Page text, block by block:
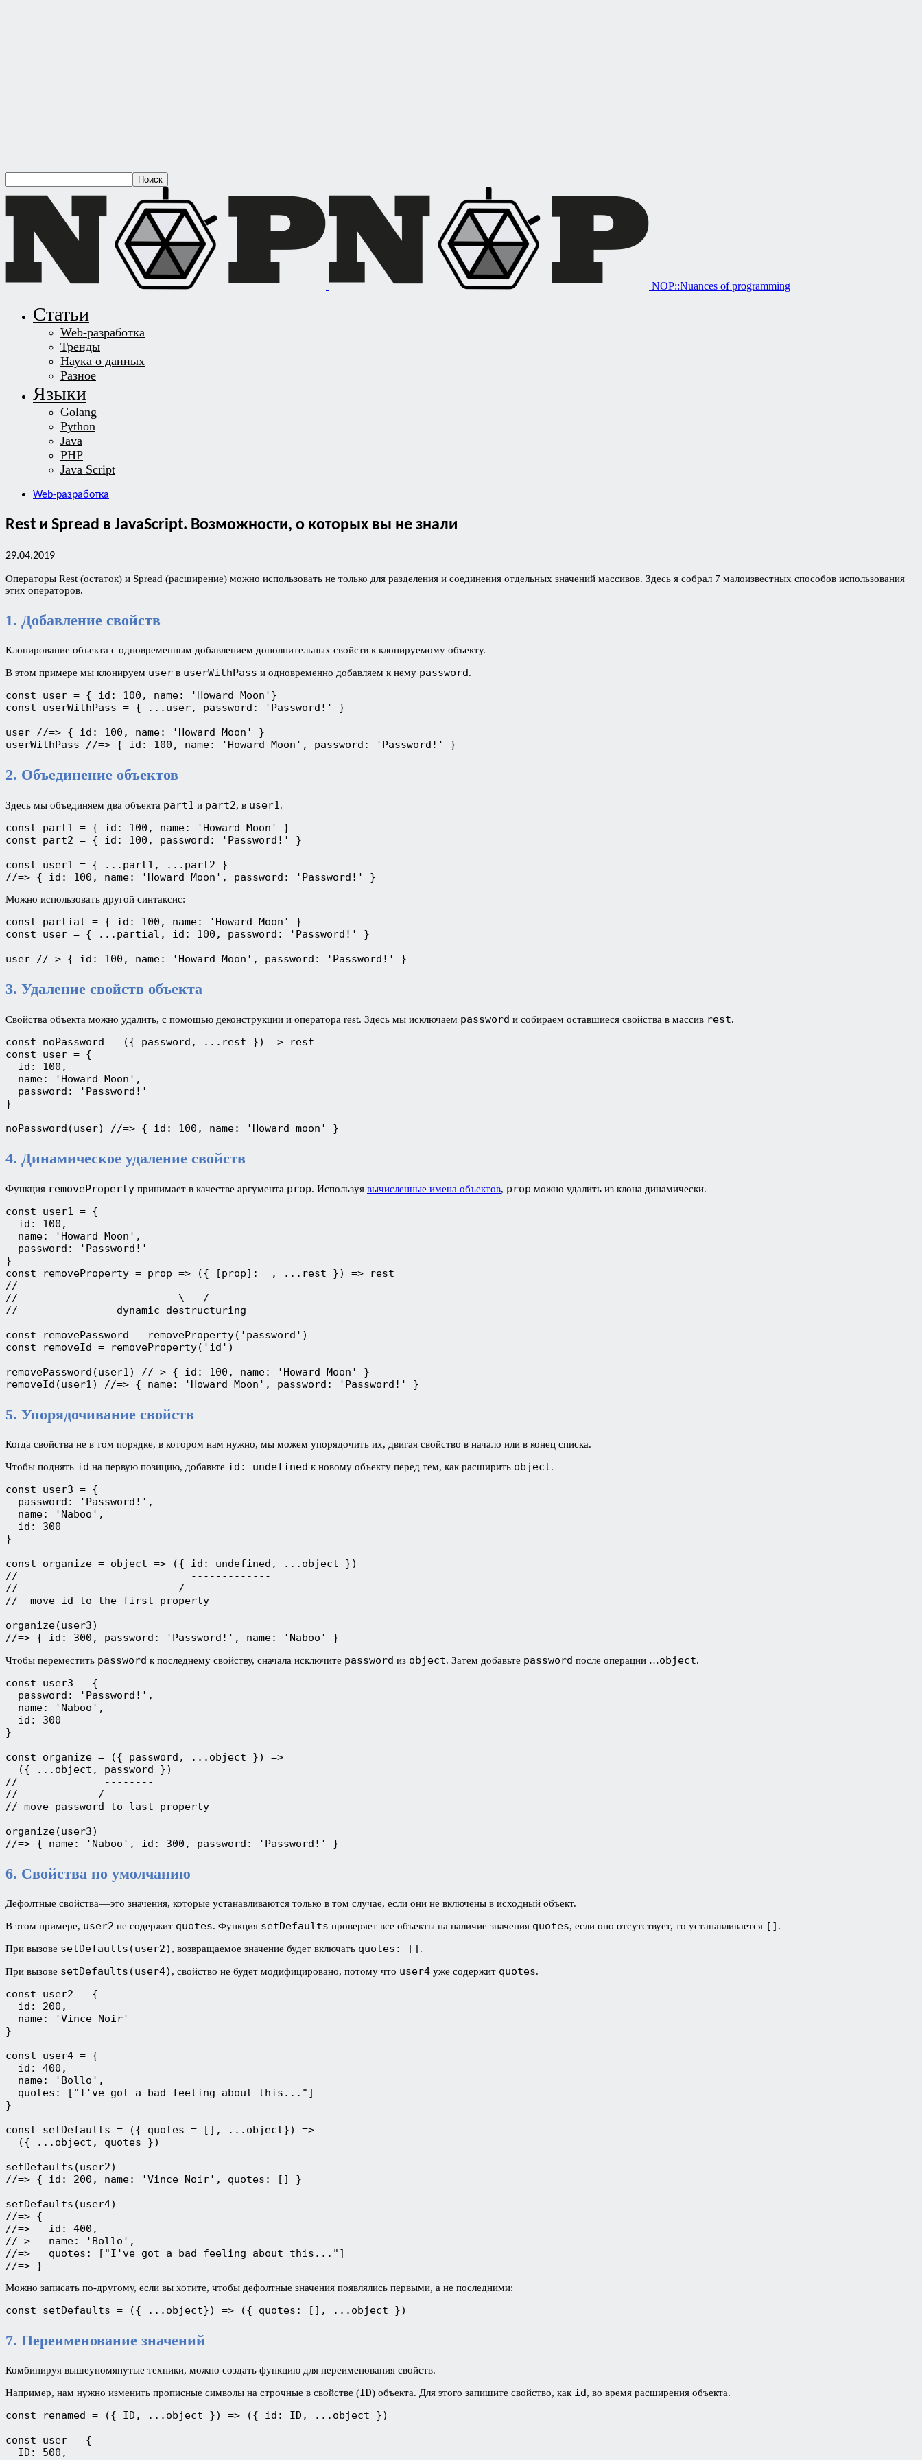
NOP::Nuances of programming
Статьи
Web-разработка
Тренды
Наука о данных
Разное
Языки
Golang
Python
Java
PHP
Java Script
Web-разработка
Rest и Spread в JavaScript. Возможности, о которых вы не знали
29.04.2019
Операторы Rest (остаток) и Spread (расширение) можно использовать не только для разделения и соединения отдельных значений массивов. Здесь я собрал 7 малоизвестных способов использования
этих операторов.
1. Добавление свойств
Клонирование объекта с одновременным добавлением дополнительных свойств к клонируемому объекту.
В этом примере мы клонируем user в userWithPass и одновременно добавляем к нему password.
const user = { id: 100, name: 'Howard Moon'}
const userWithPass = { ...user, password: 'Password!' }
user //=> { id: 100, name: 'Howard Moon' }
userWithPass //=> { id: 100, name: 'Howard Moon', password: 'Password!' }
2. Объединение объектов
Здесь мы объединяем два объекта part1 и part2, в user1.
const part1 = { id: 100, name: 'Howard Moon' }
const part2 = { id: 100, password: 'Password!' }
const user1 = { ...part1, ...part2 }
//=> { id: 100, name: 'Howard Moon', password: 'Password!' }
Можно использовать другой синтаксис:
const partial = { id: 100, name: 'Howard Moon' }
const user = { ...partial, id: 100, password: 'Password!' }
user //=> { id: 100, name: 'Howard Moon', password: 'Password!' }
3. Удаление свойств объекта
Свойства объекта можно удалить, с помощью деконструкции и оператора rest. Здесь мы исключаем password и собираем оставшиеся свойства в массив rest.
const noPassword = ({ password, ...rest }) => rest
const user = {
  id: 100,
  name: 'Howard Moon',
  password: 'Password!'
}
noPassword(user) //=> { id: 100, name: 'Howard moon' }
4. Динамическое удаление свойств
Функция removeProperty принимает в качестве аргумента prop. Используя вычисленные имена объектов, prop можно удалить из клона динамически.
const user1 = {
  id: 100,
  name: 'Howard Moon',
  password: 'Password!'
}
const removeProperty = prop => ({ [prop]: _, ...rest }) => rest
//                     ----       ------
//                          \   /
//                dynamic destructuring
const removePassword = removeProperty('password')
const removeId = removeProperty('id')
removePassword(user1) //=> { id: 100, name: 'Howard Moon' }
removeId(user1) //=> { name: 'Howard Moon', password: 'Password!' }
5. Упорядочивание свойств
Когда свойства не в том порядке, в котором нам нужно, мы можем упорядочить их, двигая свойство в начало или в конец списка.
Чтобы поднять id на первую позицию, добавьте id: undefined к новому объекту перед тем, как расширить object.
const user3 = {
  password: 'Password!',
  name: 'Naboo',
  id: 300
}
const organize = object => ({ id: undefined, ...object })
//                            -------------
//                          /
//  move id to the first property
organize(user3)
//=> { id: 300, password: 'Password!', name: 'Naboo' }
Чтобы переместить password к последнему свойству, сначала исключите password из object. Затем добавьте password после операции …object.
const user3 = {
  password: 'Password!',
  name: 'Naboo',
  id: 300
}
const organize = ({ password, ...object }) =>
  ({ ...object, password })
//              --------
//             /
// move password to last property
organize(user3)
//=> { name: 'Naboo', id: 300, password: 'Password!' }
6. Свойства по умолчанию
Дефолтные свойства — это значения, которые устанавливаются только в том случае, если они не включены в исходный объект.
В этом примере, user2 не содержит quotes. Функция setDefaults проверяет все объекты на наличие значения quotes, если оно отсутствует, то устанавливается [] .
При вызове setDefaults(user2) , возвращаемое значение будет включать quotes: [] .
При вызове setDefaults(user4) , свойство не будет модифицировано, потому что user4 уже содержит quotes.
const user2 = {
  id: 200,
  name: 'Vince Noir'
}
const user4 = {
  id: 400,
  name: 'Bollo',
  quotes: ["I've got a bad feeling about this..."]
}
const setDefaults = ({ quotes = [], ...object}) =>
  ({ ...object, quotes })
setDefaults(user2)
//=> { id: 200, name: 'Vince Noir', quotes: [] }
setDefaults(user4)
//=> {
//=>   id: 400,
//=>   name: 'Bollo',
//=>   quotes: ["I've got a bad feeling about this..."]
//=> }
Можно записать по-другому, если вы хотите, чтобы дефолтные значения появлялись первыми, а не последними:
const setDefaults = ({ ...object}) => ({ quotes: [], ...object })
7. Переименование значений
Комбинируя вышеупомянутые техники, можно создать функцию для переименования свойств.
Например, нам нужно изменить прописные символы на строчные в свойстве (ID) объекта. Для этого запишите свойство, как id, во время расширения объекта.
const renamed = ({ ID, ...object }) => ({ id: ID, ...object })
const user = {
  ID: 500,